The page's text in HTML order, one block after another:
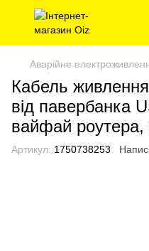
Аварійне
Кабель
від павербанка
вайфай роутера,
Артикул: 1750738253